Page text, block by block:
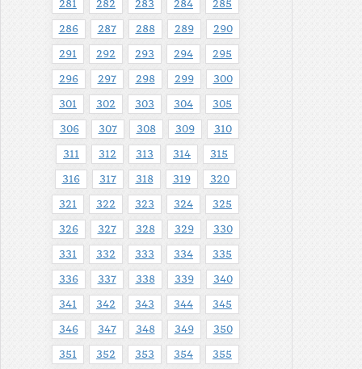
281 282 283 284 285
286 287 288 289 290
291 292 293 294 295
296 297 298 299 300
301 302 303 304 305
306 307 308 309 310
311 312 313 314 315
316 317 318 319 320
321 322 323 324 325
326 327 328 329 330
331 332 333 334 335
336 337 338 339 340
341 342 343 344 345
346 347 348 349 350
351 352 353 354 355